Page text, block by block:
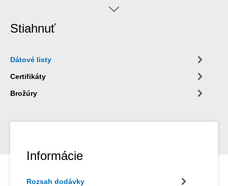
prúdom a uľahčuje štartovanie mokrých motorov. Eliminuje
typoch kĺbov a spojok. Čistí znečistené kovové povrchy a
stroje, elektrické a mechanické presné zariadenia a udržuje ich
v dobrom prevádzkovom stave. Vďaka svojmu špeciálnemu
k zlepšeniu bezpečnosti na pracovisku a ochrany zdravia.
Stiahnuť
Dátové listy
Certifikáty
Brožúry
Informácie
Rozsah dodávky